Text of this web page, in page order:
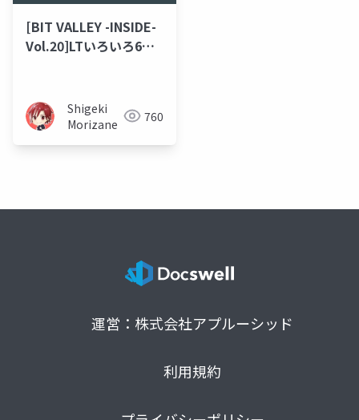
[BIT VALLEY -INSIDE-
Vol.20]LTいろいろ6本
Shigeki
Morizane
760
運営：株式会社アプルーシッド
利用規約